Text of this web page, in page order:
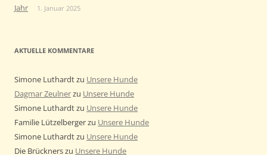
Jahr
1. Januar 2025
AKTUELLE KOMMENTARE
Simone Luthardtzu Unsere Hunde
Dagmar Zeulnerzu Unsere Hunde
Simone Luthardtzu Unsere Hunde
Familie Lützelbergerzu Unsere Hunde
Simone Luthardtzu Unsere Hunde
Die Brücknerszu Unsere Hunde